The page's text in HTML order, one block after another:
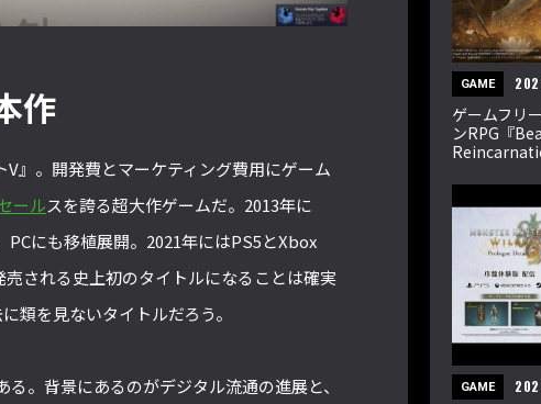
作
』。開発費とマーケティング費用にゲーム
ールスを誇る超大作ゲームだ。2013年に
にも移植展開。2021年にはPS5とXbox
される史上初のタイトルになることは確実
類を見ないタイトルだろう。
。背景にあるのがデジタル流通の進展と、
GAME
ゲームフリ
ンRPG『
GAME